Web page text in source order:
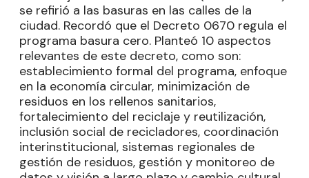
se refirió a las basuras en las calles de la
ciudad. Recordó que el Decreto 0670 regula el
programa basura cero. Planteó 10 aspectos
relevantes de este decreto, como son:
establecimiento formal del programa, enfoque
en la economía circular, minimización de
residuos en los rellenos sanitarios,
fortalecimiento del reciclaje y reutilización,
inclusión social de recicladores, coordinación
interinstitucional, sistemas regionales de
gestión de residuos, gestión y monitoreo de